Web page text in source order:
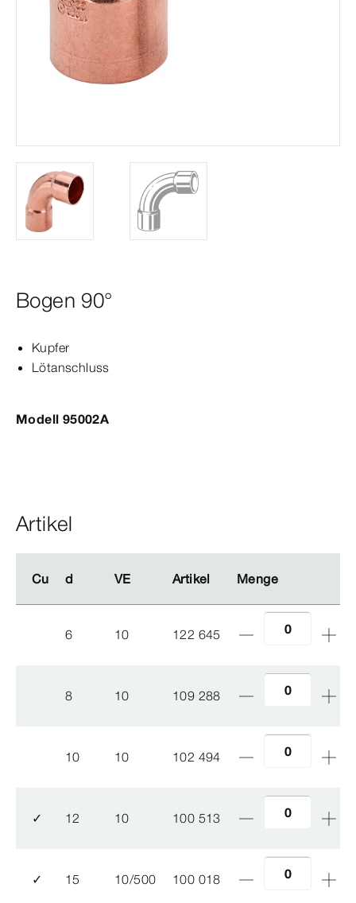
Bogen 90°
Kupfer
Lötanschluss
Modell 95002A
Artikel
Cu d VE Artikel Menge
Cu d VE Artikel Menge
6 10 122 645
8 10 109 288
10 10 102 494
✓ 12 10 100 513
✓ 15 10/500 100 018